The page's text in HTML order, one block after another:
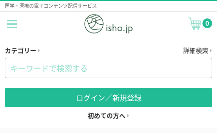
医学・医療の電子コンテンツ配信サービス
0
カテゴリー 詳細検索
ログイン／新規登録
初めての方へ